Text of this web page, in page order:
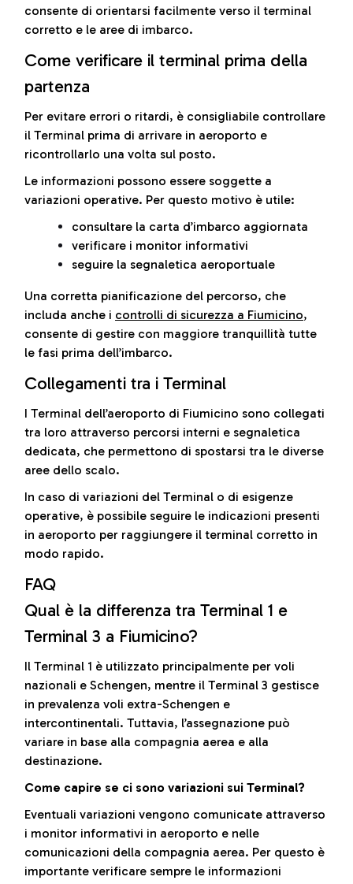
consente di orientarsi facilmente verso il terminal
corretto e le aree di imbarco.
Come verificare il terminal prima della
partenza
Per evitare errori o ritardi, è consigliabile controllare
il Terminal prima di arrivare in aeroporto e
ricontrollarlo una volta sul posto.
Le informazioni possono essere soggette a
variazioni operative. Per questo motivo è utile:
consultare la carta d’imbarco aggiornata
verificare i monitor informativi
seguire la segnaletica aeroportuale
Una corretta pianificazione del percorso, che
includa anche i controlli di sicurezza a Fiumicino,
consente di gestire con maggiore tranquillità tutte
le fasi prima dell’imbarco.
Collegamenti tra i Terminal
I Terminal dell’aeroporto di Fiumicino sono collegati
tra loro attraverso percorsi interni e segnaletica
dedicata, che permettono di spostarsi tra le diverse
aree dello scalo.
In caso di variazioni del Terminal o di esigenze
operative, è possibile seguire le indicazioni presenti
in aeroporto per raggiungere il terminal corretto in
modo rapido.
FAQ
Qual è la differenza tra Terminal 1 e
Terminal 3 a Fiumicino?
Il Terminal 1 è utilizzato principalmente per voli
nazionali e Schengen, mentre il Terminal 3 gestisce
in prevalenza voli extra-Schengen e
intercontinentali. Tuttavia, l’assegnazione può
variare in base alla compagnia aerea e alla
destinazione.
Come capire se ci sono variazioni sui Terminal?
Eventuali variazioni vengono comunicate attraverso
i monitor informativi in aeroporto e nelle
comunicazioni della compagnia aerea. Per questo è
importante verificare sempre le informazioni